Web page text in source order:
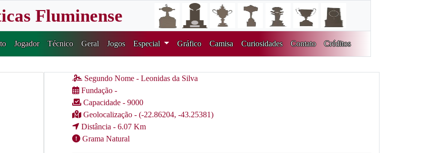
Fluminense
Jogador Técnico Geral Jogos Especial Gráfico Camisa Curiosidades Contato Créditos
Segundo Nome - Leonidas da Silva
Fundação -
Capacidade - 9000
Geolocalização - (-22.86204, -43.25381)
Distância - 6.07 Km
Grama Natural